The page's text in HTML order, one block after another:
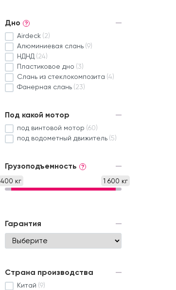
Дно ?
Airdeck (2)
Алюминиевая слань (9)
НДНД (24)
Пластиковое дно (3)
Слань из стеклокомпозита (4)
Фанерная слань (23)
Под какой мотор
под винтовой мотор (60)
под водометный движитель (5)
Грузоподъемность ?
400 кг 1 600 кг
Гарантия
Страна производства
Китай (9)